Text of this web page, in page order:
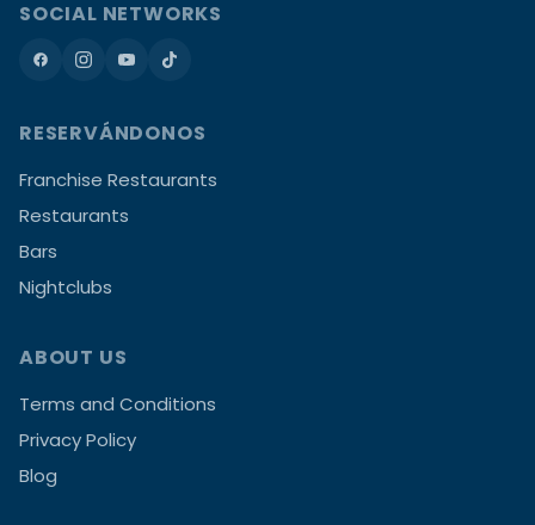
SOCIAL NETWORKS
RESERVÁNDONOS
Franchise Restaurants
Restaurants
Bars
Nightclubs
ABOUT US
Terms and Conditions
Privacy Policy
Blog